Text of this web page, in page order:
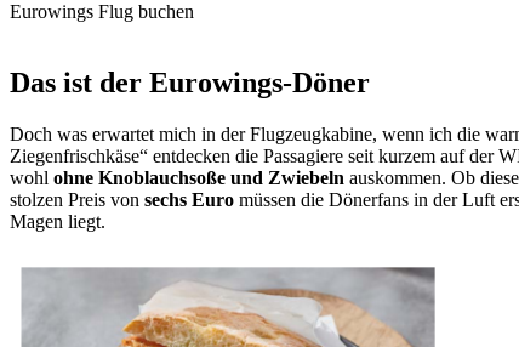
Eurowings Flug buchen
Das ist der Eurowings-Döner
Doch was erwartet mich in der Flugzeugkabine, wenn ich die
Ziegenfrischkäse“ entdecken die Passagiere seit kurzem auf der
wohl ohne Knoblauchsoße und Zwiebeln auskommen. Ob
stolzen Preis von sechs Euro müssen die Dönerfans in der Luft
Magen liegt.